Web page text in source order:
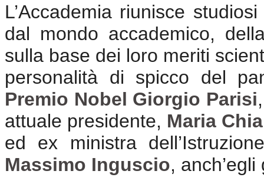
L’Accademia riunisce
dal mondo accademico,
sulla base dei loro meriti
personalità di spicco del
Premio Nobel Giorgio Parisi
attuale presidente, Maria
ed ex ministra
Massimo Inguscio,